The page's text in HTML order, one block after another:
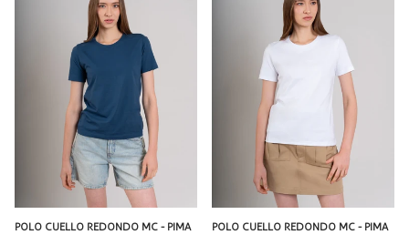
POLO CUELLO REDONDO MC - PIMA
POLO CUELLO REDONDO MC - PIMA